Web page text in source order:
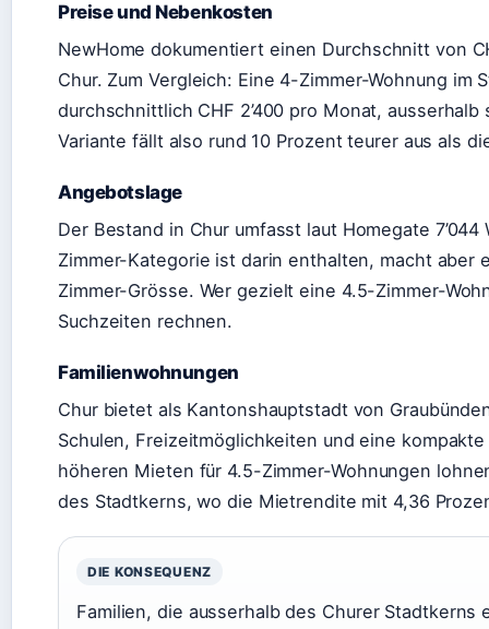
Preise und Nebenkosten
NewHome dokumentiert einen Durchschnitt von
Chur. Zum Vergleich: Eine 4-Zimmer-Wohnung im
durchschnittlich CHF 2’400 pro Monat, ausserhalb
Variante fällt also rund 10 Prozent teurer aus als
Angebotslage
Der Bestand in Chur umfasst laut Homegate
Zimmer-Kategorie ist darin enthalten, macht aber
Zimmer-Grösse. Wer gezielt eine 4.5-Zimmer-
Suchzeiten rechnen.
Familienwohnungen
Chur bietet als Kantonshauptstadt von
Schulen, Freizeitmöglichkeiten und eine
höheren Mieten für 4.5-Zimmer-Wohnungen
des Stadtkerns, wo die Mietrendite mit 4,36
DIE KONSEQUENZ
Familien, die ausserhalb des Churer Stadtkerns